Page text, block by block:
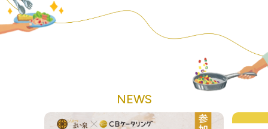
NEWS